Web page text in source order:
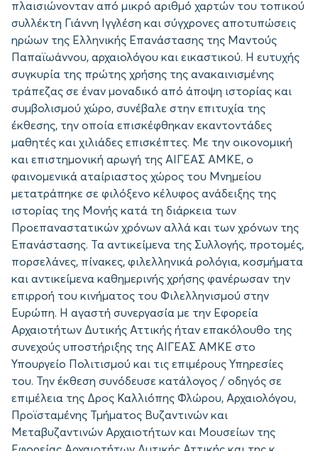
πλαισιώνονταν από μικρό αριθμό χαρτών του τοπικού
συλλέκτη Γιάννη Ιγγλέση και σύγχρονες αποτυπώσεις
ηρώων της Ελληνικής Επανάστασης της Μαντούς
Παπαϊωάννου, αρχαιολόγου και εικαστικού. Η ευτυχής
συγκυρία της πρώτης χρήσης της ανακαινισμένης
τράπεζας σε έναν μοναδικό από άποψη ιστορίας και
συμβολισμού χώρο, συνέβαλε στην επιτυχία της
έκθεσης, την οποία επισκέφθηκαν εκαντοντάδες
μαθητές και χιλιάδες επισκέπτες. Με την οικονομική
και επιστημονική αρωγή της ΑΙΓΕΑΣ ΑΜΚΕ, ο
φαινομενικά αταίριαστος χώρος του Μνημείου
μετατράπηκε σε φιλόξενο κέλυφος ανάδειξης της
ιστορίας της Μονής κατά τη διάρκεια των
Προεπαναστατικών χρόνων αλλά και των χρόνων της
Επανάστασης. Τα αντικείμενα της Συλλογής, προτομές,
πορσελάνες, πίνακες, φιλελληνικά ρολόγια, κοσμήματα
και αντικείμενα καθημερινής χρήσης φανέρωσαν την
επιρροή του κινήματος του Φιλελληνισμού στην
Ευρώπη. Η αγαστή συνεργασία με την Εφορεία
Αρχαιοτήτων Δυτικής Αττικής ήταν επακόλουθο της
συνεχούς υποστήριξης της ΑΙΓΕΑΣ ΑΜΚΕ στο
Υπουργείο Πολιτισμού και τις επιμέρους Υπηρεσίες
του. Την έκθεση συνόδευσε κατάλογος / οδηγός σε
επιμέλεια της Δρος Καλλιόπης Φλώρου, Αρχαιολόγου,
Προϊσταμένης Τμήματος Βυζαντινών και
Μεταβυζαντινών Αρχαιοτήτων και Μουσείων της